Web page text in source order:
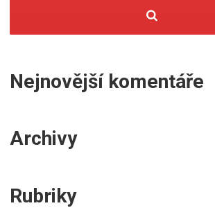
Nejnovější komentáře
Archivy
Rubriky